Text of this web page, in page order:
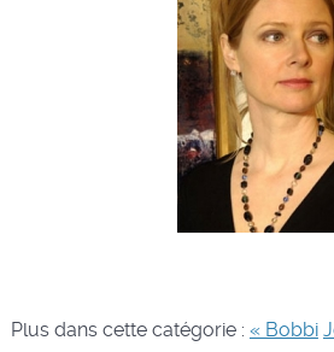
Plus dans cette catégorie : « Bobbi